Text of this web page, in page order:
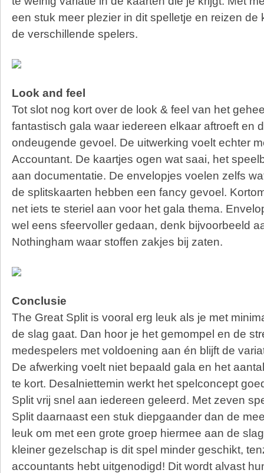
een stuk meer plezier in dit spelletje en reizen de
de verschillende spelers.
Look and feel
Tot slot nog kort over de look & feel van het
fantastisch gala waar iedereen elkaar aftroeft en
ondeugende gevoel. De uitwerking voelt echter
Accountant. De kaartjes ogen wat saai, het
aan documentatie. De envelopjes voelen zelfs
de splitskaarten hebben een fancy gevoel.
net iets te steriel aan voor het gala thema.
wel eens sfeervoller gedaan, denk bijvoorbeeld
Nothingham waar stoffen zakjes bij zaten.
Conclusie
The Great Split is vooral erg leuk als je met
de slag gaat. Dan hoor je het gemompel en de
medespelers met voldoening aan én blijft de
De afwerking voelt niet bepaald gala en het
te kort. Desalniettemin werkt het spelconcept
Split vrij snel aan iedereen geleerd. Met zeven
Split daarnaast een stuk diepgaander dan de
leuk om met een grote groep hiermee aan de
kleiner gezelschap is dit spel minder geschikt,
accountants hebt uitgenodigd! Dit wordt alvast